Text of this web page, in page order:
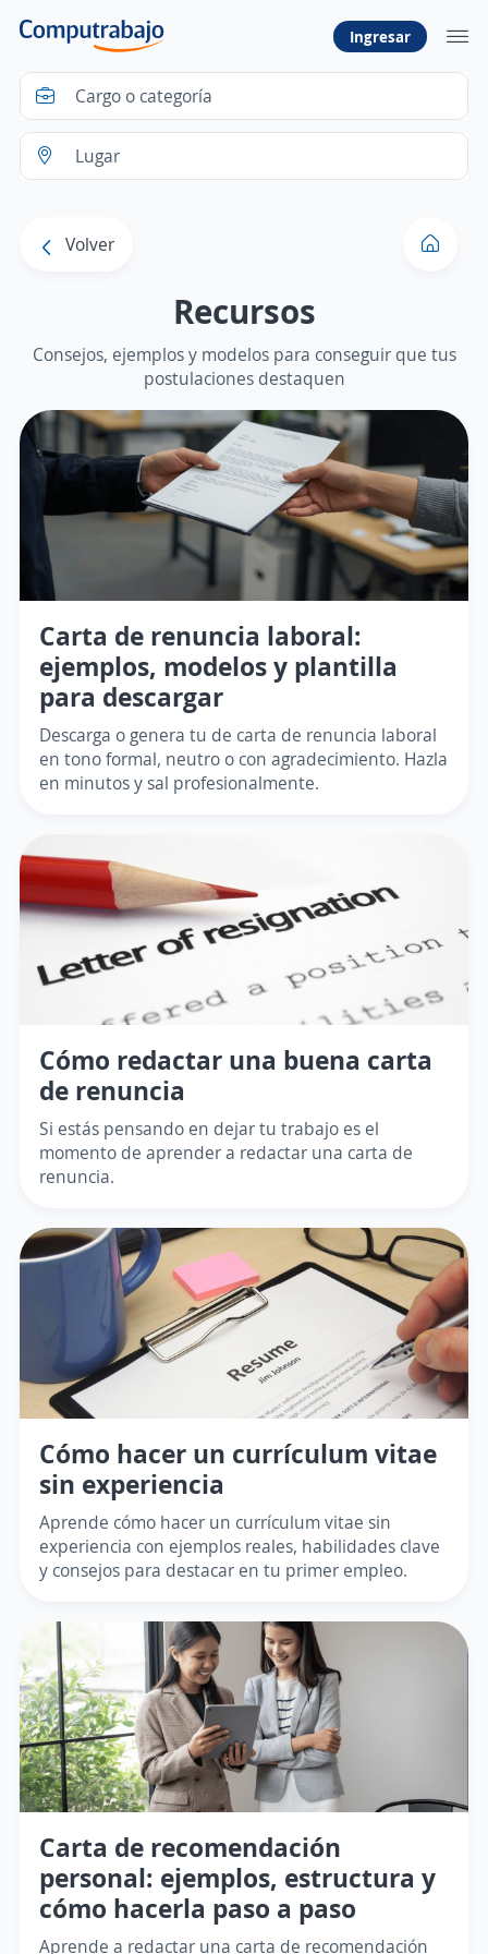
Ingresar
Volver
Recursos
Consejos, ejemplos y modelos para conseguir que tus
postulaciones destaquen
Carta de renuncia laboral:
ejemplos, modelos y plantilla
para descargar
Descarga o genera tu de carta de renuncia laboral
en tono formal, neutro o con agradecimiento. Hazla
en minutos y sal profesionalmente.
Cómo redactar una buena carta
de renuncia
Si estás pensando en dejar tu trabajo es el
momento de aprender a redactar una carta de
renuncia.
Cómo hacer un currículum vitae
sin experiencia
Aprende cómo hacer un currículum vitae sin
experiencia con ejemplos reales, habilidades clave
y consejos para destacar en tu primer empleo.
Carta de recomendación
personal: ejemplos, estructura y
cómo hacerla paso a paso
Aprende a redactar una carta de recomendación